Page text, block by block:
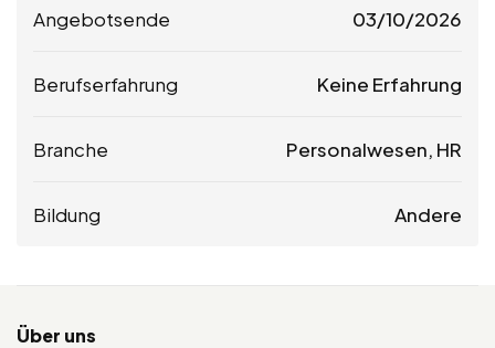
Angebotsende 03/10/2026
Berufserfahrung Keine Erfahrung
Branche Personalwesen, HR
Bildung Andere
Über uns